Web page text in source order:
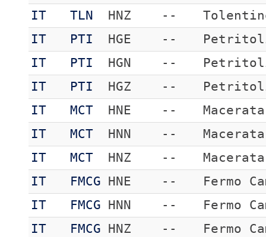
IT
TLN HNZ --
IT
PTI HGE --
IT
PTI HGN --
IT
PTI HGZ --
IT
MCT HNE --
Macerata
IT
MCT HNN --
Macerata
IT
MCT HNZ --
Macerata
IT
FMCG HNE --
Fermo
IT
FMCG HNN --
Fermo
IT
FMCG HNZ --
Fermo